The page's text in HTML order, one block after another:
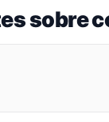
sobre